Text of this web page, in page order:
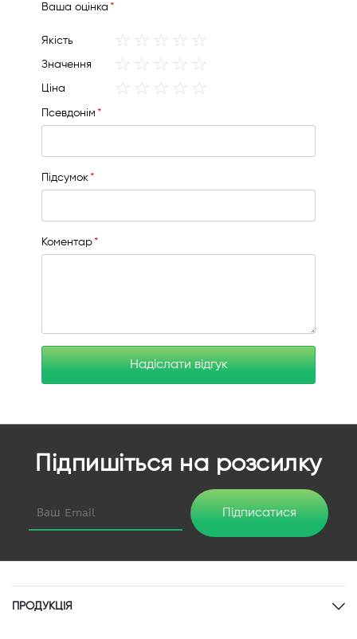
Вашa оцінка
Якість
1
2
3
4
Значення
1
2
3
4
Ціна
1
2
3
4
Псевдонім
Підсумок
Коментар
Надіслати відгук
Підпишіться на розсилку
Підписатися
ПРОДУКЦІЯ